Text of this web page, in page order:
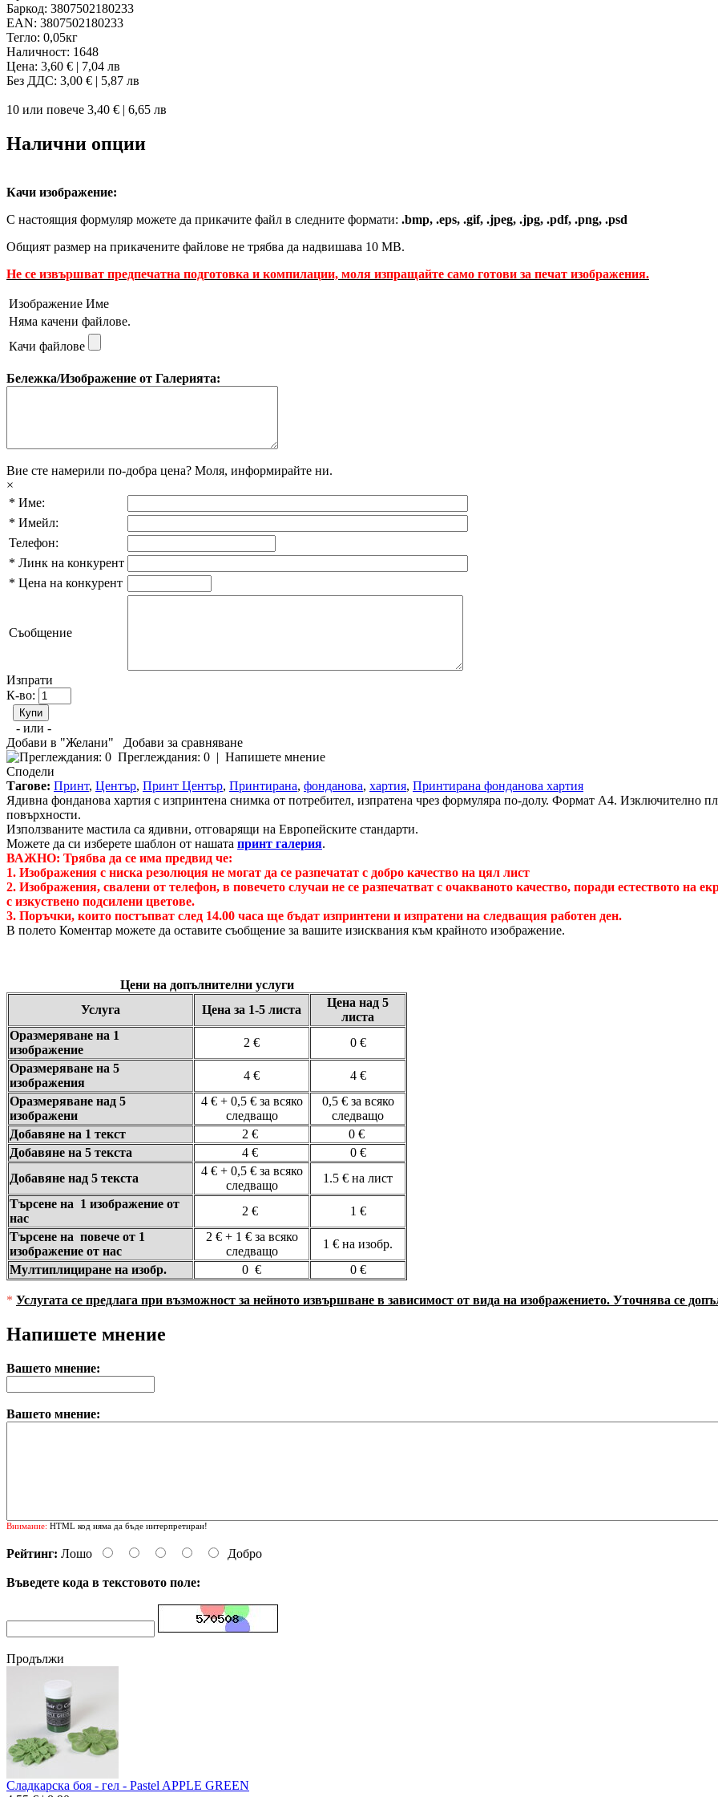
Баркод: 3807502180233
EAN: 3807502180233
Тегло: 0,05кг
Наличност: 1648
Цена: 3,60 € | 7,04 лв
Без ДДС: 3,00 € | 5,87 лв
10 или повече 3,40 € | 6,65 лв
Налични опции
Качи изображение:
С настоящия формуляр можете да прикачите файл в следните формати: .bmp, .eps, .gif, .jpeg, .jpg, .pdf, .png, .psd
Общият размер на прикачените файлове не трябва да надвишава 10 MB.
Не се извършват предпечатна подготовка и компилации, моля изпращайте само готови за печат изображения.
Изображение Име
Няма качени файлове.
Качи файлове
Бележка/Изображение от Галерията:
Вие сте намерили по-добра цена? Моля, информирайте ни.
×
* Име:
* Имейл:
Телефон:
* Линк на конкурент
* Цена на конкурент
Съобщение
Изпрати
К-во:
- или -
Добави в "Желани"
Добави за сравняване
Преглеждания: 0 | Напишете мнение
Сподели
Тагове: Принт, Център, Принт Център, Принтирана, фонданова, хартия, Принтирана фонданова хартия
Ядивна фонданова хартия с изпринтена снимка от потребител, изпратена чрез формуляра по-долу. Формат А4. Изключително
повърхности.
Използваните мастила са ядивни, отговарящи на Европейските стандарти.
Можете да си изберете шаблон от нашата принт галерия.
ВАЖНО: Трябва да се има предвид че:
1. Изображения с ниска резолюция не могат да се разпечатат с добро качество на цял лист
2. Изображения, свалени от телефон, в повечето случаи не се разпечатват с очакваното качество, поради естеството на
с изкуствено подсилени цветове.
3. Поръчки, които постъпват след 14.00 часа ще бъдат изпринтени и изпратени на следващия работен ден.
В полето Коментар можете да оставите съобщение за вашите изисквания към крайното изображение.
Цени на допълнителни услуги
Услуга
Цена за 1-5 листа
Цена над 5
листа
Оразмеряване на 1
изображение
2 €
0 €
Оразмеряване на 5
изображения
4 €
4 €
Оразмеряване над 5
изображени
4 € + 0,5 € за всяко
следващо
0,5 € за всяко
следващо
Добавяне на 1 текст
2 €
0 €
Добавяне на 5 текста
4 €
0 €
Добавяне над 5 текста
4 € + 0,5 € за всяко
следващо
1.5 € на лист
Търсене на 1 изображение от
нас
2 €
1 €
Търсене на повече от 1
изображение от нас
2 € + 1 € за всяко
следващо
1 € на изобр.
Мултиплициране на изобр.
0 € 0 €
* Услугата се предлага при възможност за нейното извършване в зависимост от вида на изображението. Уточнява се
Напишете мнение
Вашето мнение:
Вашето мнение:
Внимание: HTML код няма да бъде интерпретиран!
Рейтинг: Лошо Добро
Въведете кода в текстовото поле:
Продължи
Сладкарска боя - гел - Pastel APPLE GREEN